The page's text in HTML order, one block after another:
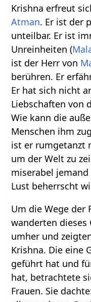
Krishna erfreut
Atman. Er ist der
unteilbar. Er ist
Unreinheiten (
ist der Herr von
berühren. Er
Er hat sich nicht
Liebschaften von
Wie kann die
Menschen ihm
ist er rumgetanzt
um der Welt zu
miserabel
Lust beherrscht
Um die Wege der
wanderten dieses
umher und
Krishna. Die eine
geführt hat und
hat, betrachtete
Frauen. Sie